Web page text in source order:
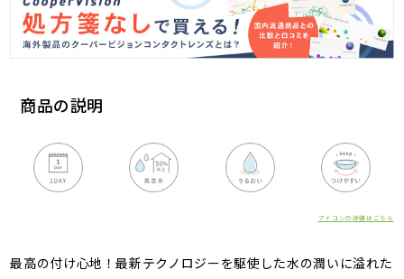
商品の説明
アイコンの詳細はこちら
最高の付け心地！最新テクノロジーを駆使した水の潤いに溢れた